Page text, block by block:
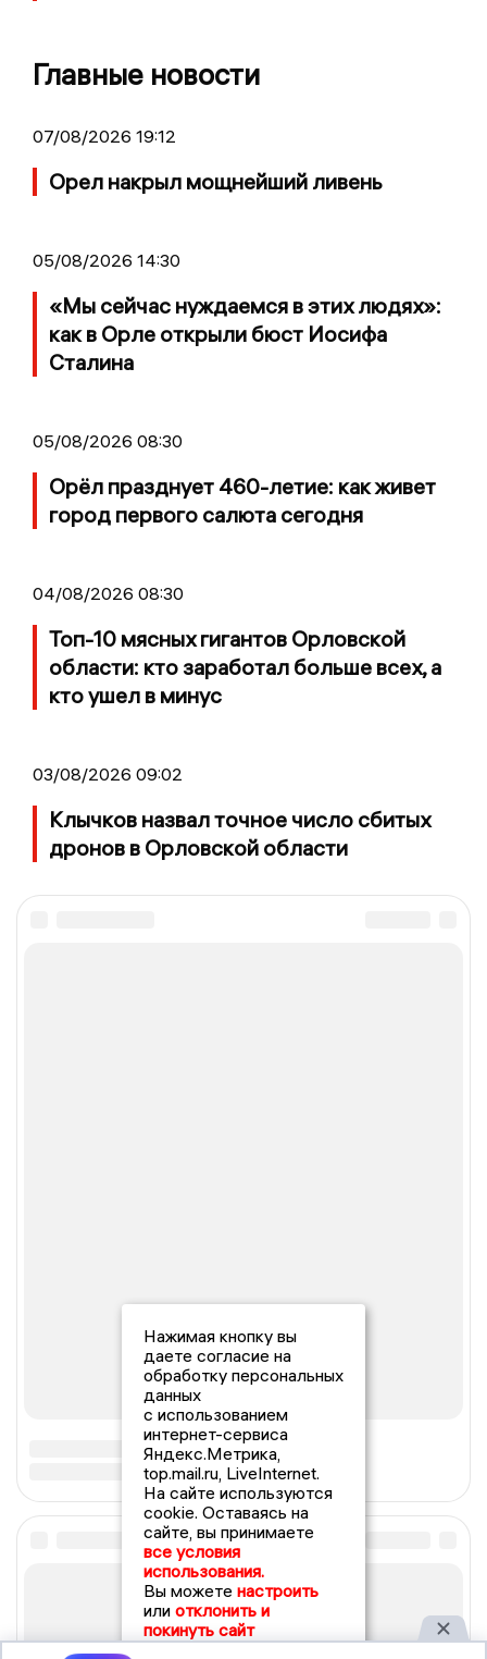
Главные новости
07/08/2026 19:12
Орел накрыл мощнейший ливень
05/08/2026 14:30
«Мы сейчас нуждаемся в этих людях»:
как в Орле открыли бюст Иосифа
Сталина
05/08/2026 08:30
Орёл празднует 460-летие: как живет
город первого салюта сегодня
04/08/2026 08:30
Топ-10 мясных гигантов Орловской
области: кто заработал больше всех, а
кто ушел в минус
03/08/2026 09:02
Клычков назвал точное число сбитых
дронов в Орловской области
Нажимая кнопку вы
даете согласие на
обработку персональных
данных
с использованием
интернет-сервиса
Яндекс.Метрика,
top.mail.ru, LiveInternet.
На сайте используются
cookie. Оставаясь на
сайте, вы принимаете
все условия
использования.
Вы можете настроить
или отклонить и
покинуть сайт